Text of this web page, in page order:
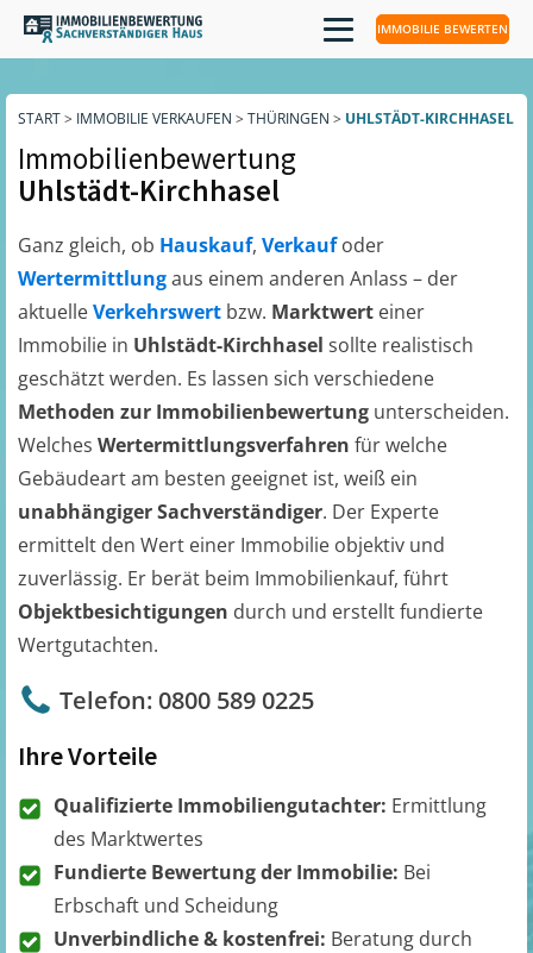
IMMOBILIE BEWERTEN
START> IMMOBILIE VERKAUFEN > THÜRINGEN > UHLSTÄDT-KIRCHHASEL
Immobilienbewertung
Uhlstädt-Kirchhasel
Ganz gleich, ob Hauskauf, Verkaufoder
Wertermittlungaus einem anderen Anlass – der
aktuelleVerkehrswert bzw. Marktwert einer
Immobilie in Uhlstädt-Kirchhasel sollte realistisch
geschätzt werden. Es lassen sich verschiedene
Methoden zur Immobilienbewertung unterscheiden.
Welches Wertermittlungsverfahren für welche
Gebäudeart am besten geeignet ist, weiß ein
unabhängiger Sachverständiger. Der Experte
ermittelt den Wert einer Immobilie objektiv und
zuverlässig. Er berät beim Immobilienkauf, führt
Objektbesichtigungen durch und erstellt fundierte
Wertgutachten.
Telefon: 0800 589 0225
Ihre Vorteile
Qualifizierte Immobiliengutachter: Ermittlung
des Marktwertes
Fundierte Bewertung der Immobilie: Bei
Erbschaft und Scheidung
Unverbindliche & kostenfrei: Beratung durch